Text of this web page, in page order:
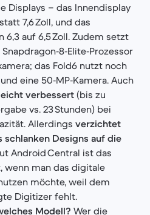
Displays – das Innendisplay
7,6 Zoll, und das
6,3 auf 6,5 Zoll. Zudem setzt
das Fold6 nutzt noch
eine 50‑MP‑Kamera. Auch
verbessert (bis zu
vs. 23 Stunden) bei
Allerdings verzichtet
schlanken Designs auf die
Android Central ist das
wenn man das digitale
möchte, weil dem
Digitizer fehlt.
Modell? Wer die